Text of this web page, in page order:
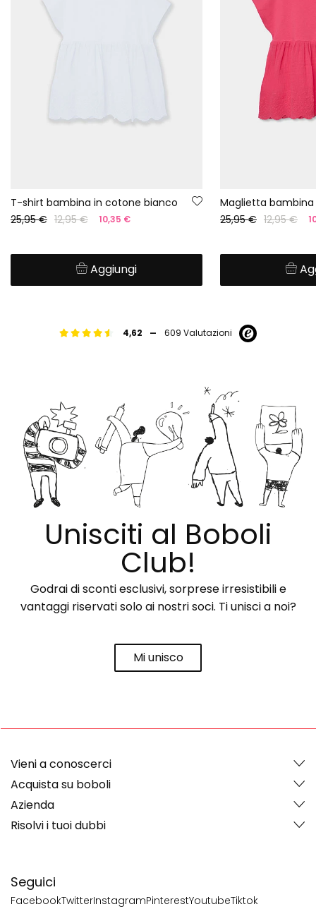
T-shirt bambina in cotone bianco
25,95 € 12,95 € 10,35 €
Aggiungi
25,95 € 12,95 €
4,62 - 609 Valutazioni
Unisciti al Boboli
Club!
Godrai di sconti esclusivi, sorprese irresistibili e
vantaggi riservati solo ai nostri soci. Ti unisci a noi?
Mi unisco
Seguici
FacebookTwitterInstagramPinterestYoutubeTiktok
Vieni a conoscerci
Acquista su boboli
Azienda
Risolvi i tuoi dubbi